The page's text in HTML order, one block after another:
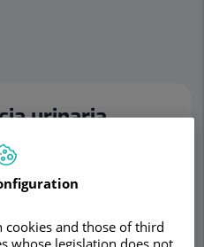
urinaria
de la
una gran
por laparoscopia
and those of third
whose legislation does not